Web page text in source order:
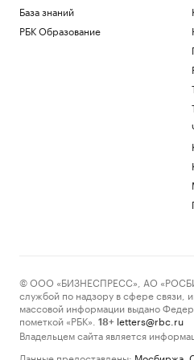
База знаний
РБК Образование
© ООО «БИЗНЕСПРЕСС», АО
службой по надзору в сфере связи,
массовой информации выдано
пометкой «РБК».
18+ letters@rbc.ru
Владельцем сайта является